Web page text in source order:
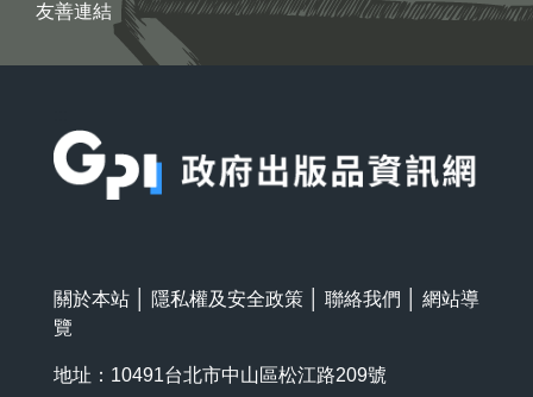
友善連結
關於本站 隱私權及安全政策 聯絡我們
網站導
覽
地址：10491台北市中山區松江路209號